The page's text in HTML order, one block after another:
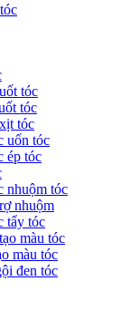
tóc
tóc
tóc
uốn tóc
ép tóc
nhuộm tóc
nhuộm
tẩy tóc
màu tóc
màu tóc
đen tóc